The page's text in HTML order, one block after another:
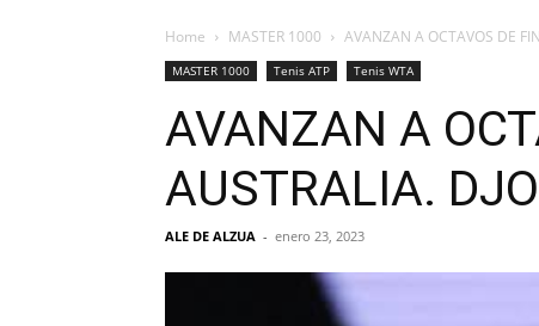
Home MASTER 1000 AVANZAN A OCTAVOS DE
MASTER 1000 Tenis ATP Tenis WTA
AVANZAN A
AUSTRALIA.
ALE DE ALZUA - enero 23, 2023